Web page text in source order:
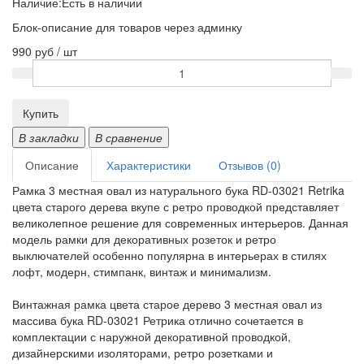
Блок-описание для товаров через админку
990 руб / шт
Купить
В закладки
В сравнение
Описание
Характеристики
Отзывов (0)
Рамка 3 местная овал из натурального бука RD-03021 Retrika
цвета старого дерева вкупе с ретро проводкой представляет
великолепное решение для современных интерьеров. Данная
модель рамки для декоративных розеток и ретро
выключателей особенно популярна в интерьерах в стилях
лофт, модерн, стимпанк, винтаж и минимализм.
Винтажная рамка цвета старое дерево 3 местная овал из
массива бука RD-03021 Ретрика отлично сочетается в
комплектации с наружной декоративной проводкой,
дизайнерскими изоляторами, ретро розетками и